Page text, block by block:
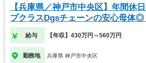
【兵庫県／神戸市中央区】年間休
プクラスDgsチェーンの安心母体◎
給与 【年収】430万円～560万円
勤務地 兵庫県 神戸市中央区